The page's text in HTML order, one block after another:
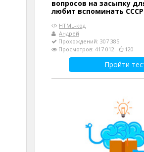
вопросов на засыпку
любит вспоминать
HTML-код
Андрей
Прохождений: 307 385
Просмотров: 417 012
120
Пройти